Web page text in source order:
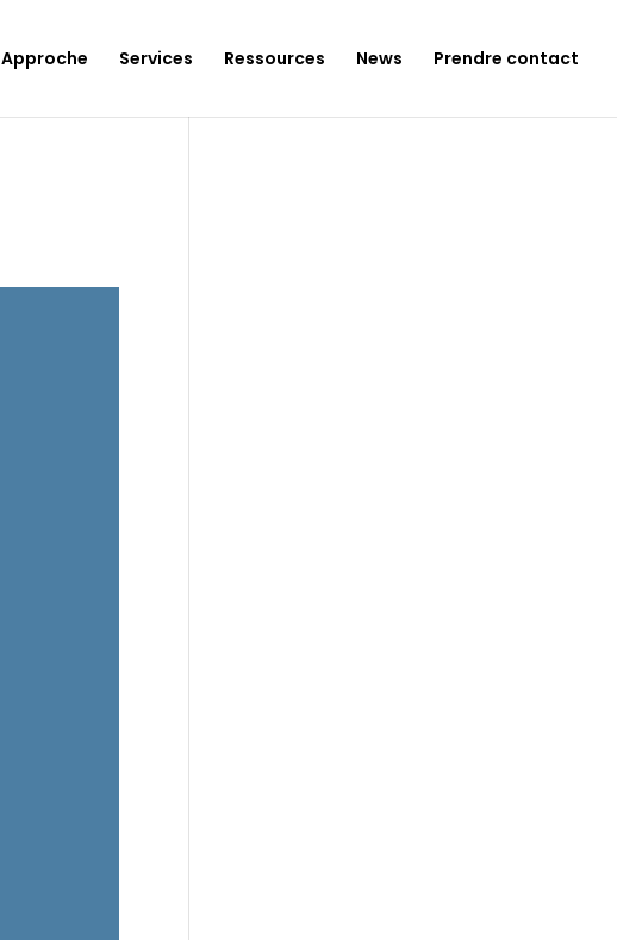
Approche Services Ressources News Prendre contact